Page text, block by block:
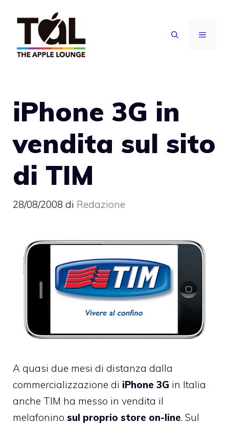
contenuto
MENU
iPhone 3G in
vendita sul sito
di TIM
28/08/2008 di Redazione
A quasi due mesi di distanza dalla
commercializzazione di iPhone 3G in Italia
anche TIM ha messo in vendita il
melafonino sul proprio store on-line. Sul